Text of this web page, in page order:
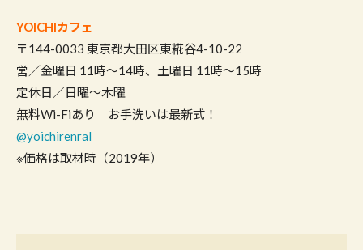
YOICHIカフェ
〒144-0033 東京都大田区東糀谷4-10-22
営／金曜日 11時～14時、土曜日 11時～15時
定休日／日曜〜木曜
無料Wi-Fiあり お手洗いは最新式！
@yoichirenral
※価格は取材時（2019年）